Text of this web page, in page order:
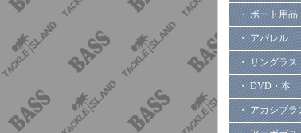
・ ボート用品
・ アパレル
・ サングラス
・ DVD・本
・ アカシブラ